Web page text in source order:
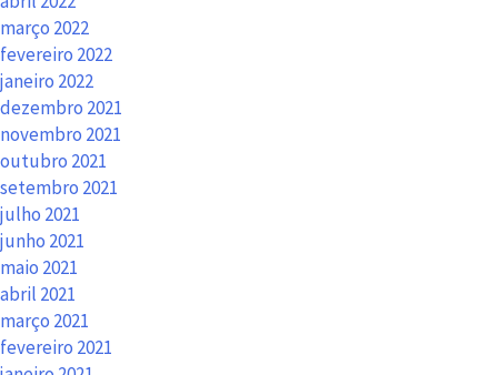
março 2022
fevereiro 2022
janeiro 2022
dezembro 2021
novembro 2021
outubro 2021
setembro 2021
julho 2021
junho 2021
maio 2021
abril 2021
março 2021
fevereiro 2021